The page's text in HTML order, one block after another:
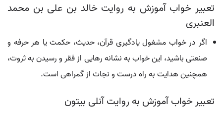
تعبیر خواب آموزش به روایت خالد بن علی بن محمد
العنبری
اگر در خواب مشغول یادگیری قرآن، حدیث، حکمت یا هر حرفه و
صنعتی باشید، این خواب به نشانه رهایی از فقر و رسیدن به ثروت،
همچنین هدایت به راه درست و نجات از گمراهی است.
تعبیر خواب آموزش به روایت آنلی بیتون